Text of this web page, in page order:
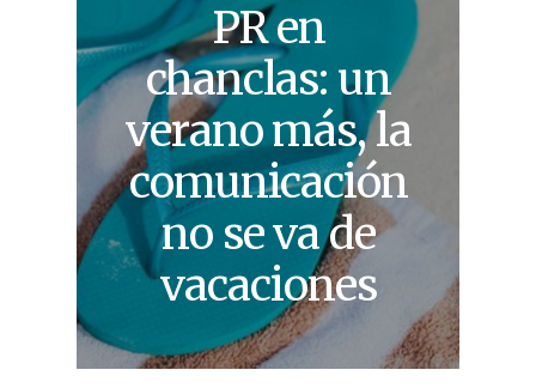
PR en
chanclas: un
verano más, la
comunicación
no se va de
vacaciones